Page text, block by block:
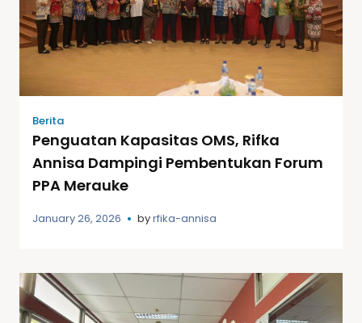
Berita
Penguatan Kapasitas OMS, Rifka
Annisa Dampingi Pembentukan Forum
PPA Merauke
January 26, 2026 byrfika-annisa